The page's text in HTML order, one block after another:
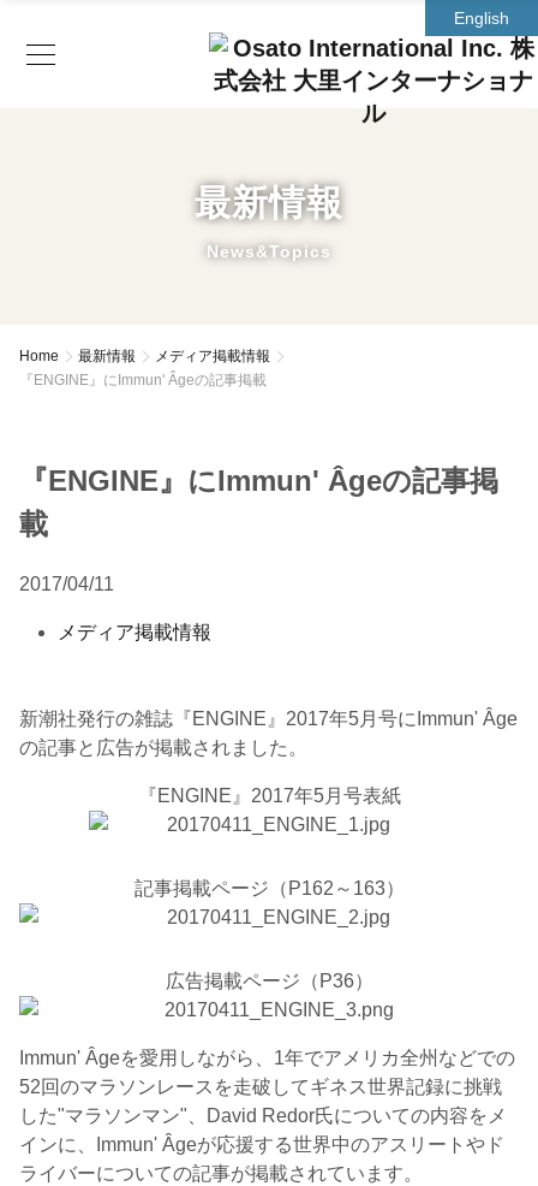
English
最新情報
News&Topics
Home 最新情報
メディア掲載情報
『ENGINE』にImmun' Âgeの記事掲載
『ENGINE』にImmun' Âgeの記事掲
載
2017/04/11
メディア掲載情報
新潮社発行の雑誌『ENGINE』2017年5月号にImmun' Âge
の記事と広告が掲載されました。
『ENGINE』2017年5月号表紙
記事掲載ページ（P162～163）
広告掲載ページ（P36）
Immun' Âgeを愛用しながら、1年でアメリカ全州などでの
52回のマラソンレースを走破してギネス世界記録に挑戦
した"マラソンマン"、David Redor氏についての内容をメ
インに、Immun' Âgeが応援する世界中のアスリートやド
ライバーについての記事が掲載されています。